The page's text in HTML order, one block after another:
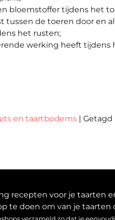
bloemstoffer tijdens het
tussen de toeren door en
het rusten;
werking heeft tijdens
en taartbodems | Getagd
recepten voor je taarten
te doen om van je taarten